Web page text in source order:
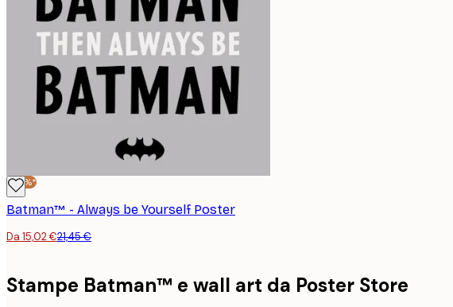
-30%*
Batman™ - Always be Yourself Poster
Da 15,02 €21,45 €
Stampe Batman™ e wall art da Poster Store